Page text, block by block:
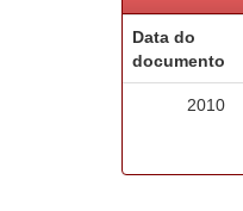
Data do
documento
2010